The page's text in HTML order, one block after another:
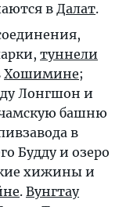
в Далат.
туннели
Хошимине;
Лонгшон и
башню
в
Будду и озеро
хижины и
. Вунгтау